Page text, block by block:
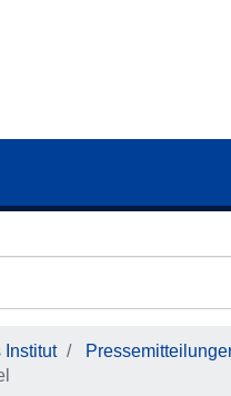
Institut